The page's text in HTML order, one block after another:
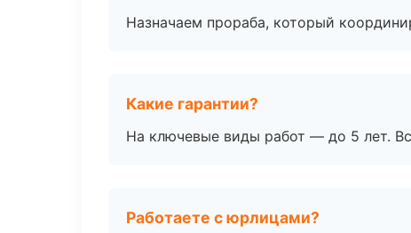
Назначаем прораба, который
Какие гарантии?
На ключевые виды работ — до 5 лет.
Работаете с юрлицами?